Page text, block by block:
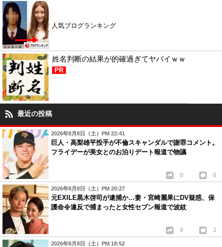
人気ブログランキング
姓名判断の結果が的確過ぎてヤバイｗｗ
PR
最近の投稿
2026年8月8日（土）PM 22:41
巨人・高梨雄平投手が不倫スキャンダルで謝罪コメント。
フライデーが美女とのお泊りデート報道で物議
0 0
2026年8月8日（土）PM 20:27
元EXILE黒木啓司が逮捕か…妻・宮崎麗果にDV疑惑、保
護命令違反で捕まったと女性セブン報道で波紋
0 2
2026年8月8日（土）PM 18:52